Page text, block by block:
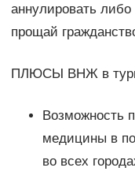
аннулировать
прощай
ПЛЮСЫ ВНЖ в
Возможность
медицины в
во всех